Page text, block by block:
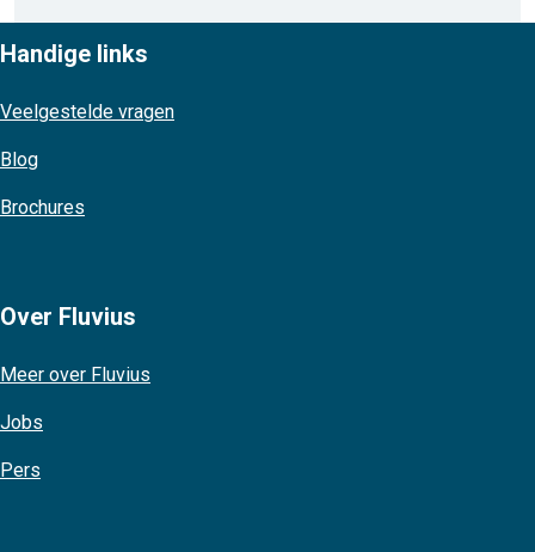
Handige links
Veelgestelde vragen
Blog
Brochures
Over Fluvius
Meer over Fluvius
Jobs
Pers